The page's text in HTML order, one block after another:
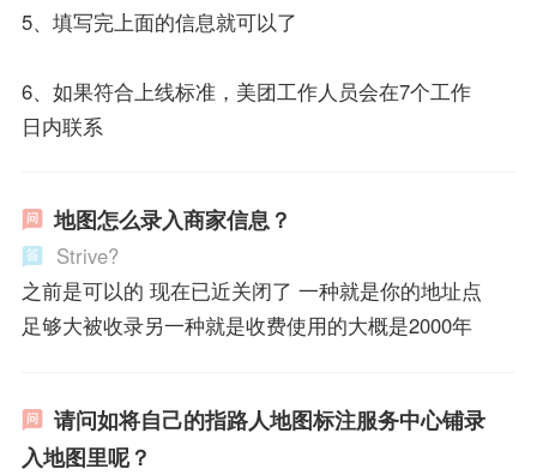
5、填写完上面的信息就可以了
6、如果符合上线标准，美团工作人员会在7个工作
日内联系
地图怎么录入商家信息？
Strive?
之前是可以的 现在已近关闭了 一种就是你的地址点
足够大被收录另一种就是收费使用的大概是2000年
请问如将自己的指路人地图标注服务中心铺录
入地图里呢？